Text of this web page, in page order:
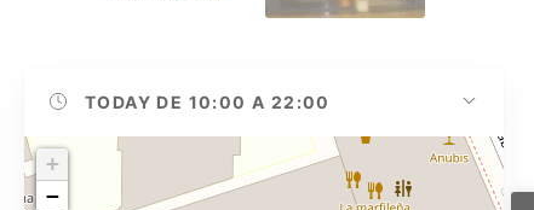
TODAY DE 10:00 A 22:00
+
−